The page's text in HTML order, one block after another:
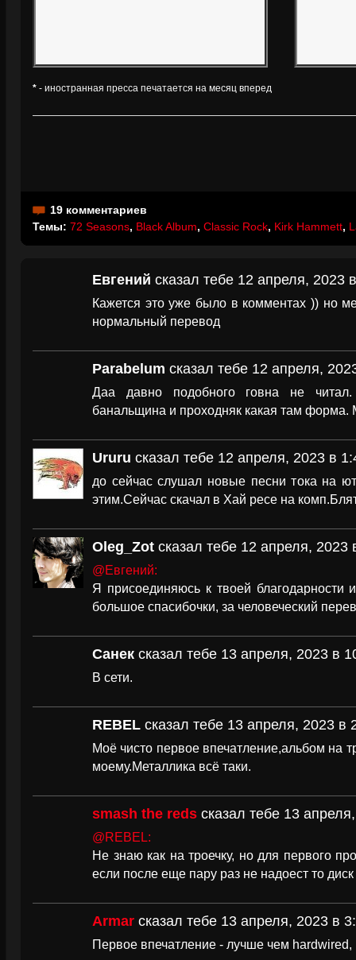
* - иностранная пресса печатается на месяц вперед
19 комментариев
Темы: 72 Seasons, Black Album, Classic Rock, Kirk Hammett,
Евгений сказал тебе 12 апреля, 2023
Кажется это уже было в комментах )) но
нормальный перевод
Parabelum сказал тебе 12 апреля,
Даа давно подобного говна не читал.
банальщина и проходняк какая там форма.
Ururu сказал тебе 12 апреля, 2023 в
до сейчас слушал новые песни тока на
этим.Сейчас скачал в Хай ресе на
Oleg_Zot сказал тебе 12 апреля, 2023
@Евгений:
Я присоединяюсь к твоей благодарности
большое спасибочки, за человеческий
Санек сказал тебе 13 апреля, 2023 в
В сети.
REBEL сказал тебе 13 апреля, 2023 в
Моё чисто первое впечатление,альбом на
моему.Металлика всё таки.
smash the reds сказал тебе 13
@REBEL:
Не знаю как на троечку, но для первого
если после еще пару раз не надоест то
Armar сказал тебе 13 апреля, 2023 в
Первое впечатление - лучше чем hardwired,